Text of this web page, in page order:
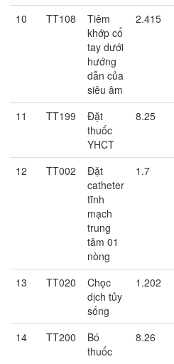
10 TT108
Tiêm
khớp cổ
tay dưới
hướng
dẫn của
siêu âm
2.415
11 TT199
Đặt
thuốc
YHCT
8.25
12 TT002
Đặt
catheter
tĩnh
mạch
trung
tâm 01
nòng
1.7
13 TT020
Chọc
dịch tủy
sống
1.202
14 TT200
Bó
thuốc
8.26